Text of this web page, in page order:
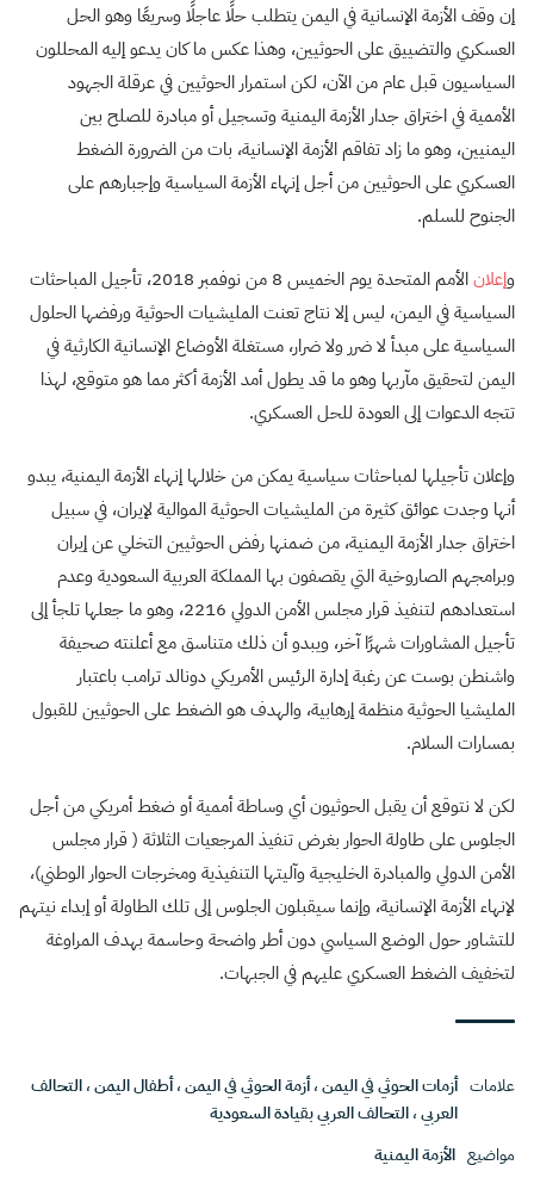
إن وقف الأزمة الإنسانية في اليمن يتطلب حلًا عاجلًا وسريعًا وهو الحل
العسكري والتضييق على الحوثيين، وهذا عكس ما كان يدعو إليه المحللون
السياسيون قبل عام من الآن، لكن استمرار الحوثيين في عرقلة الجهود
الأممية في اختراق جدار الأزمة اليمنية وتسجيل أو مبادرة للصلح بين
اليمنيين، وهو ما زاد تفاقم الأزمة الإنسانية، بات من الضرورة الضغط
العسكري على الحوثيين من أجل إنهاء الأزمة السياسية وإجبارهم على
الجنوح للسلم.
وإعلان
الأمم المتحدة يوم الخميس 8 من نوفمبر 2018، تأجيل المباحثات
السياسية في اليمن، ليس إلا نتاج تعنت المليشيات الحوثية ورفضها الحلول
السياسية على مبدأ لا ضرر ولا ضرار، مستغلة الأوضاع الإنسانية الكارثية في
اليمن لتحقيق مآربها وهو ما قد يطول أمد الأزمة أكثر مما هو متوقع، لهذا
تتجه الدعوات إلى العودة للحل العسكري.
وإعلان تأجيلها لمباحثات سياسية يمكن من خلالها إنهاء الأزمة اليمنية، يبدو
أنها وجدت عوائق كثيرة من المليشيات الحوثية الموالية لإيران، في سبيل
اختراق جدار الأزمة اليمنية، من ضمنها رفض الحوثيين التخلي عن إيران
وبرامجهم الصاروخية التي يقصفون بها المملكة العربية السعودية وعدم
استعدادهم لتنفيذ قرار مجلس الأمن الدولي 2216، وهو ما جعلها تلجأ إلى
تأجيل المشاورات شهرًا آخر، ويبدو أن ذلك متناسق مع أعلنته صحيفة
واشنطن بوست عن رغبة إدارة الرئيس الأمريكي دونالد ترامب باعتبار
المليشيا الحوثية منظمة إرهابية، والهدف هو الضغط على الحوثيين للقبول
بمسارات السلام.
لكن لا نتوقع أن يقبل الحوثيون أي وساطة أممية أو ضغط أمريكي من أجل
الجلوس على طاولة الحوار بغرض تنفيذ المرجعيات الثلاثة ( قرار مجلس
الأمن الدولي والمبادرة الخليجية وآليتها التنفيذية ومخرجات الحوار الوطني)،
لإنهاء الأزمة الإنسانية، وإنما سيقبلون الجلوس إلى تلك الطاولة أو إبداء نيتهم
للتشاور حول الوضع السياسي دون أطر واضحة وحاسمة بهدف المراوغة
لتخفيف الضغط العسكري عليهم في الجبهات.
علامات أزمات الحوثي في اليمن،أزمة الحوثي في اليمن،أطفال اليمن،التحالف
العربي،التحالف العربي بقيادة السعودية
مواضيع الأزمة اليمنية